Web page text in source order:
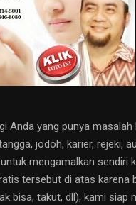
Anda yang punya masalah
jodoh, karier, rejeki,
mengamalkan sendiri
tersebut di atas karena
bisa, takut, dll), kami siap